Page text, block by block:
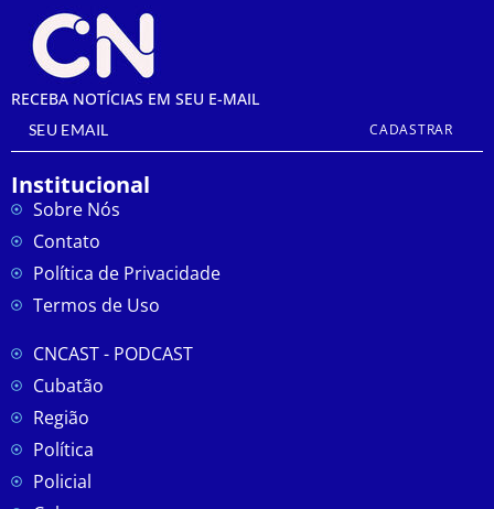
RECEBA NOTÍCIAS EM SEU E-MAIL
CADASTRAR
Institucional
Sobre Nós
Contato
Política de Privacidade
Termos de Uso
CNCAST - PODCAST
Cubatão
Região
Política
Policial